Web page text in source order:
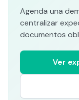
Agenda una
centralizar
documentos
Ver